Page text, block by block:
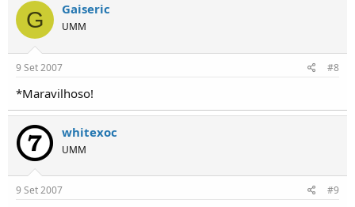
G Gaiseric
UMM
9 Set 2007 #8
*Maravilhoso!
whitexoc
UMM
9 Set 2007 #9